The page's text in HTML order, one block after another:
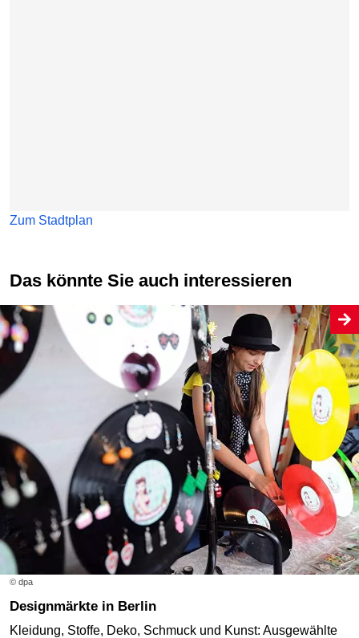
Zum Stadtplan
Das könnte Sie auch interessieren
© dpa
Designmärkte in Berlin
Kleidung, Stoffe, Deko, Schmuck und Kunst: Ausgewählte